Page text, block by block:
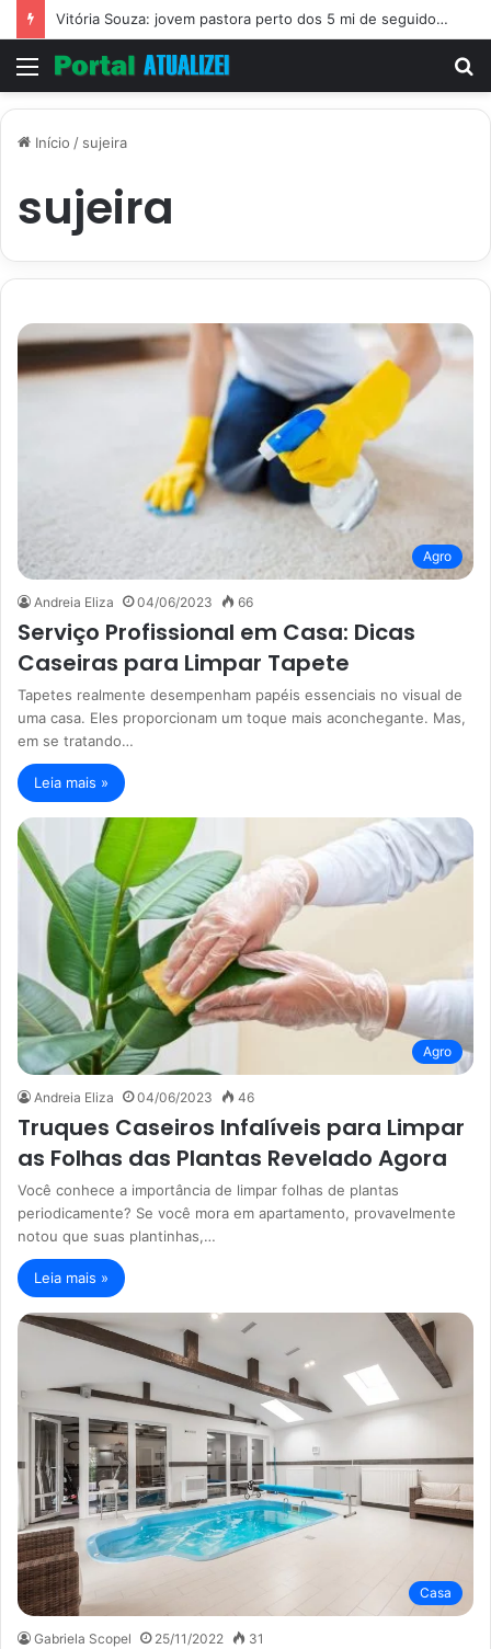
Vitória Souza: jovem pastora perto dos 5 mi de seguidores na web
Menu
Início / sujeira
sujeira
Agro
Andreia Eliza 04/06/2023 66
Serviço Profissional em Casa: Dicas
Caseiras para Limpar Tapete
Tapetes realmente desempenham papéis essenciais no visual de
uma casa. Eles proporcionam um toque mais aconchegante. Mas,
em se tratando…
Leia mais »
Agro
Andreia Eliza 04/06/2023 46
Truques Caseiros Infalíveis para Limpar
as Folhas das Plantas Revelado Agora
Você conhece a importância de limpar folhas de plantas
periodicamente? Se você mora em apartamento, provavelmente
notou que suas plantinhas,…
Leia mais »
Casa
Gabriela Scopel 25/11/2022 31